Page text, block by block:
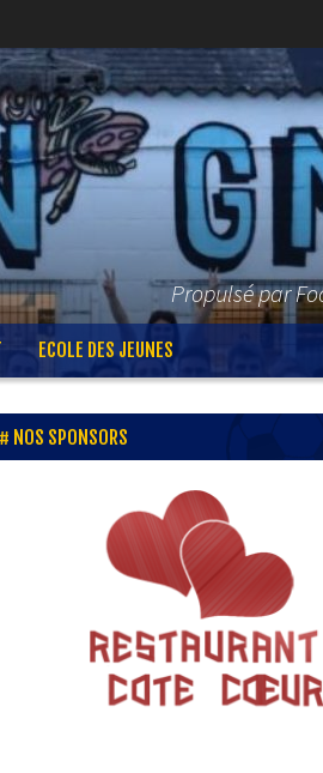
Propulsé par
ECOLE DES JEUNES
NOS SPONSORS